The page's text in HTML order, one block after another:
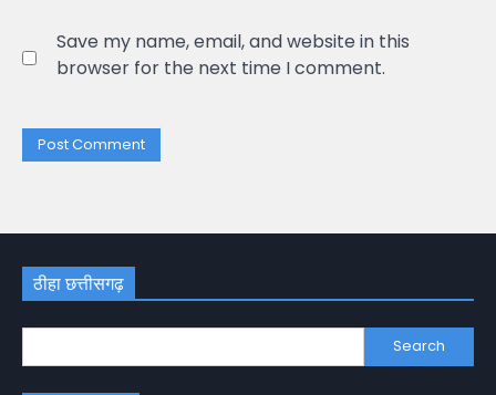
Save my name, email, and website in this
browser for the next time I comment.
ठीहा छत्तीसगढ़
Search